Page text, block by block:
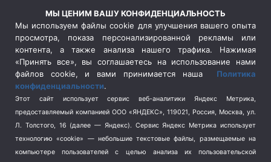
(510)
Сельское хозяйство (3)
Социальная политика
(3)
Спецоперация в Украине
Спецоперация на Украине
(404)
Спорт (740)
Терроризм (1)
Транспорт (262)
Туризм (178)
МЫ ЦЕНИМ ВАШУ КОНФИДЕНЦИАЛЬНОСТЬ
Мы используем файлы cookie для улучшения вашего опыта
просмотра, показа персонализированной рекламы или
контента, а также анализа нашего трафика. Нажимая
«Принять все», вы соглашаетесь на использование нами
файлов cookie, и вами принимается наша Политика
конфиденциальности.
Этот сайт использует сервис веб-аналитики Яндекс Метрика,
предоставляемый компанией ООО «ЯНДЕКС», 119021, Россия, Москва, ул.
Л. Толстого, 16 (далее — Яндекс). Сервис Яндекс Метрика использует
технологию «cookie» — небольшие текстовые файлы, размещаемые на
компьютере пользователей с целью анализа их пользовательской